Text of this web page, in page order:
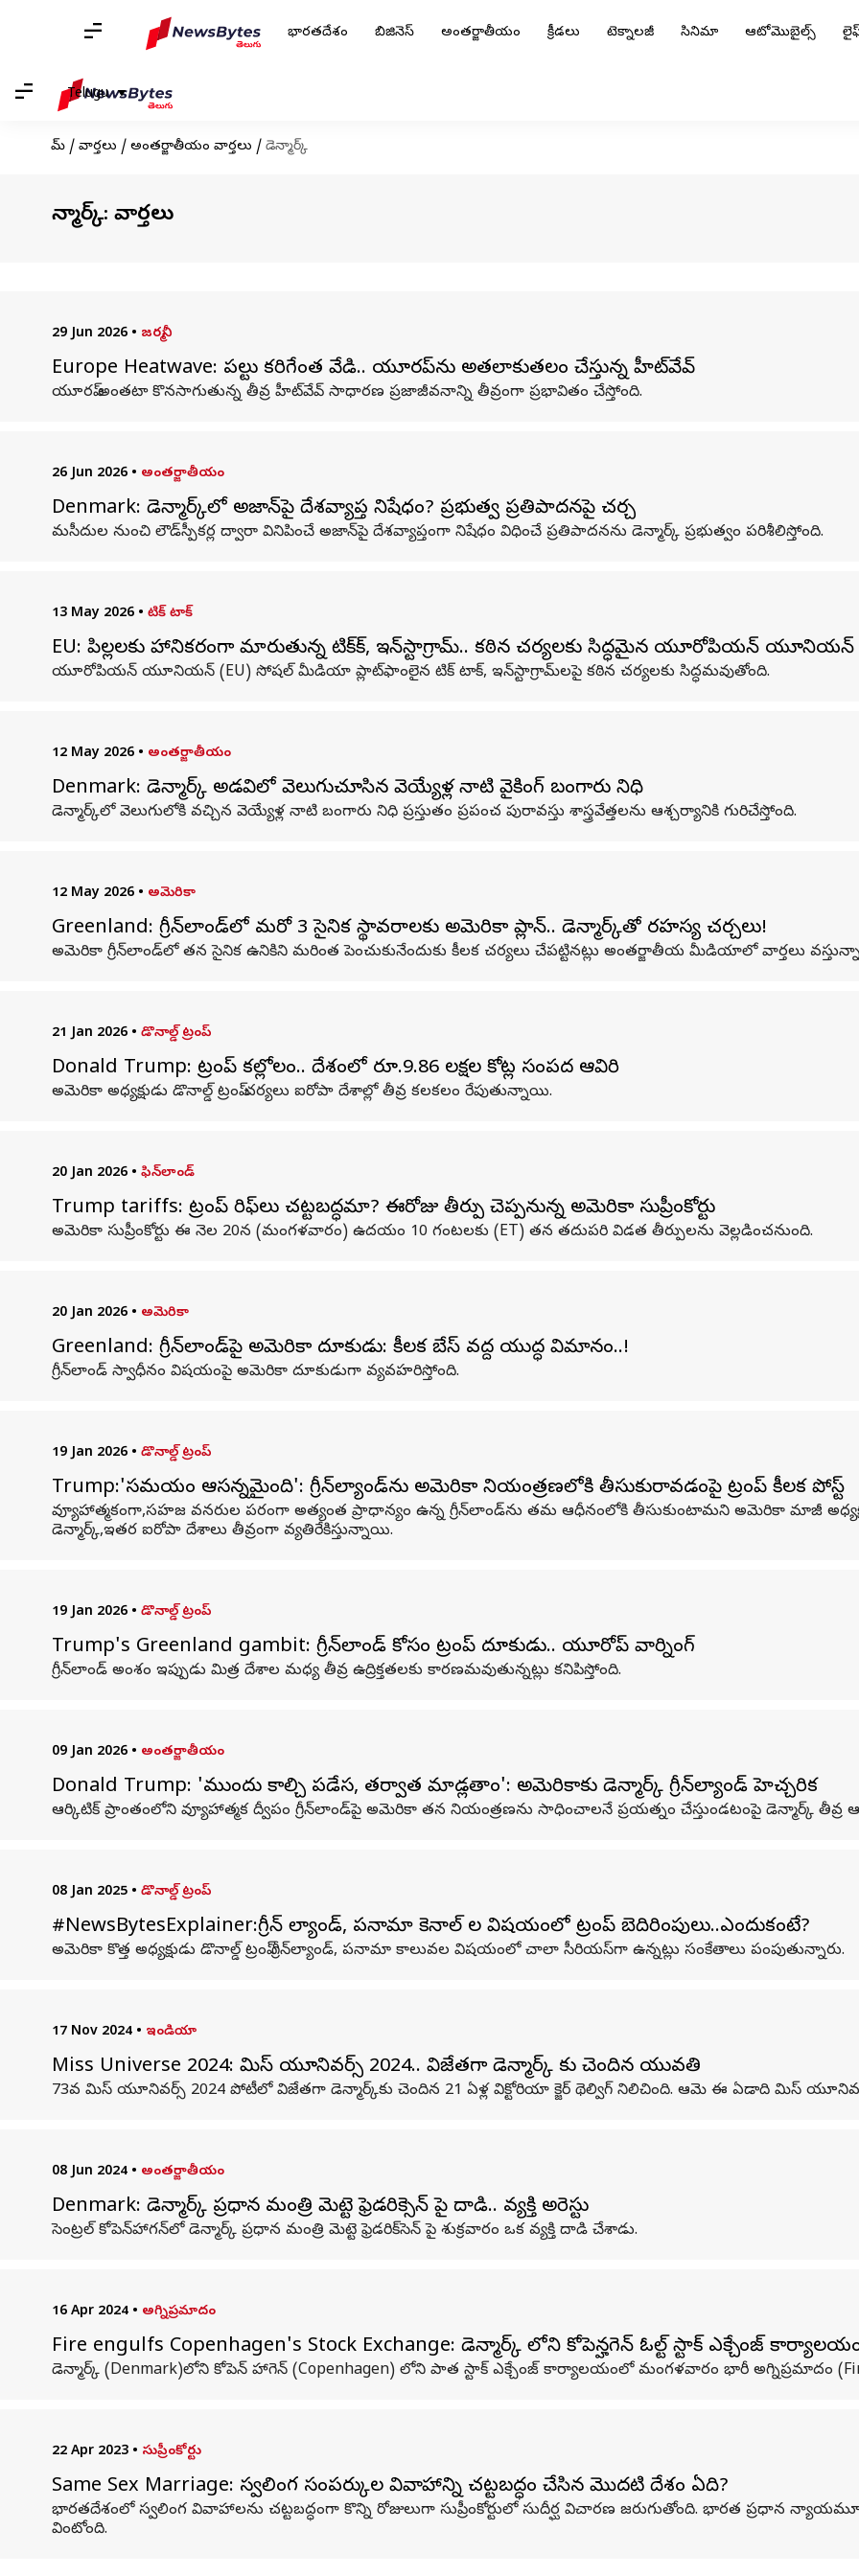
భారతదేశం బిజినెస్ అంతర్జాతీయం క్రీడలు టెక్నాలజీ సినిమా ఆటోమొబైల్స్
Telugu
హోమ్ / వార్తలు / అంతర్జాతీయం వార్తలు / డెన్మార్క్
డెన్మార్క్: వార్తలు
29 Jun 2026 • జర్మనీ
Europe Heatwave: పట్టాలు కరిగేంత వేడి.. యూరప్‌ను అతలాకుతలం చేస్తున్న హీట్‌వేవ్
యూరప్ అంతటా కొనసాగుతున్న తీవ్ర హీట్‌వేవ్ సాధారణ ప్రజాజీవనాన్ని తీవ్రంగా ప్రభావితం చేస్తోంది.
26 Jun 2026 • అంతర్జాతీయం
Denmark: డెన్మార్క్‌లో అజాన్‌పై దేశవ్యాప్త నిషేధం? ప్రభుత్వ ప్రతిపాదనపై చర్చ
మసీదుల నుంచి లౌడ్‌స్పీకర్ల ద్వారా వినిపించే అజాన్‌పై దేశవ్యాప్తంగా నిషేధం విధించే ప్రతిపాదనను డెన్మార్క్ ప్రభుత్వం పరిశీలిస్తోంది.
13 May 2026 • టిక్ టాక్
EU: పిల్లలకు హానికరంగా మారుతున్న టిక్‌టాక్‌, ఇన్‌స్టాగ్రామ్‌.. కఠిన చర్యలకు సిద్ధమైన యూరోపియన్‌ యూనియన్
యూరోపియన్‌ యూనియన్‌ (EU) సోషల్‌ మీడియా ప్లాట్‌ఫాంలైన టిక్‌ టాక్‌, ఇన్‌స్టాగ్రామ్‌లపై కఠిన చర్యలకు సిద్ధమవుతోంది.
12 May 2026 • అంతర్జాతీయం
Denmark: డెన్మార్క్ అడవిలో వెలుగుచూసిన వెయ్యేళ్ల నాటి వైకింగ్ బంగారు నిధి
డెన్మార్క్‌లో వెలుగులోకి వచ్చిన వెయ్యేళ్ల నాటి బంగారు నిధి ప్రస్తుతం ప్రపంచ పురావస్తు శాస్త్రవేత్తలను ఆశ్చర్యానికి గురిచేస్తోంది.
12 May 2026 • అమెరికా
Greenland: గ్రీన్‌లాండ్‌లో మరో 3 సైనిక స్థావరాలకు అమెరికా ప్లాన్.. డెన్మార్క్‌తో రహస్య చర్చలు!
అమెరికా గ్రీన్‌లాండ్‌లో తన సైనిక ఉనికిని మరింత పెంచుకునేందుకు కీలక చర్యలు చేపట్టినట్లు అంతర్జాతీయ మీడియాలో వార్తలు
21 Jan 2026 • డొనాల్డ్ ట్రంప్
Donald Trump: ట్రంప్‌ కల్లోలం.. దేశంలో రూ.9.86 లక్షల కోట్ల సంపద ఆవిరి
అమెరికా అధ్యక్షుడు డొనాల్డ్‌ ట్రంప్‌ చర్యలు ఐరోపా దేశాల్లో తీవ్ర కలకలం రేపుతున్నాయి.
20 Jan 2026 • ఫిన్‌లాండ్‌
Trump tariffs: ట్రంప్‌ టారిఫ్‌లు చట్టబద్ధమా? ఈరోజు తీర్పు చెప్పనున్న అమెరికా సుప్రీంకోర్టు
అమెరికా సుప్రీంకోర్టు ఈ నెల 20న (మంగళవారం) ఉదయం 10 గంటలకు (ET) తన తదుపరి విడత తీర్పులను వెల్లడించనుంది.
20 Jan 2026 • అమెరికా
Greenland: గ్రీన్‌లాండ్‌పై అమెరికా దూకుడు: కీలక బేస్‌ వద్ద యుద్ధ విమానం..!
గ్రీన్‌లాండ్‌ స్వాధీనం విషయంపై అమెరికా దూకుడుగా వ్యవహరిస్తోంది.
19 Jan 2026 • డొనాల్డ్ ట్రంప్
Trump:'సమయం ఆసన్నమైంది': గ్రీన్‌ల్యాండ్‌ను అమెరికా నియంత్రణలోకి తీసుకురావడంపై ట్రంప్‌ కీలక పోస్ట్
వ్యూహాత్మకంగా,సహజ వనరుల పరంగా అత్యంత ప్రాధాన్యం ఉన్న గ్రీన్‌లాండ్‌ను తమ ఆధీనంలోకి తీసుకుంటామని అమెరికా మాజీ
డెన్మార్క్‌,ఇతర ఐరోపా దేశాలు తీవ్రంగా వ్యతిరేకిస్తున్నాయి.
19 Jan 2026 • డొనాల్డ్ ట్రంప్
Trump's Greenland gambit: గ్రీన్‌లాండ్ కోసం ట్రంప్ దూకుడు.. యూరోప్ వార్నింగ్
గ్రీన్‌లాండ్ అంశం ఇప్పుడు మిత్ర దేశాల మధ్య తీవ్ర ఉద్రిక్తతలకు కారణమవుతున్నట్లు కనిపిస్తోంది.
09 Jan 2026 • అంతర్జాతీయం
Donald Trump: 'ముందు కాల్చి పడేస, తర్వాత మాట్లాడతాం': అమెరికాకు డెన్మార్క్ గ్రీన్‌ల్యాండ్ హెచ్చరిక
ఆర్కిటిక్ ప్రాంతంలోని వ్యూహాత్మక ద్వీపం గ్రీన్‌లాండ్‌పై అమెరికా తన నియంత్రణను సాధించాలనే ప్రయత్నం చేస్తుండటంపై డెన్మార్క్ తీవ్ర
08 Jan 2025 • డొనాల్డ్ ట్రంప్
#NewsBytesExplainer:గ్రీన్ ల్యాండ్, పనామా కెనాల్ ల విషయంలో ట్రంప్ బెదిరింపులు..ఎందుకంటే?
అమెరికా కొత్త అధ్యక్షుడు డొనాల్డ్ ట్రంప్ గ్రీన్‌ల్యాండ్, పనామా కాలువల విషయంలో చాలా సీరియస్‌గా ఉన్నట్లు సంకేతాలు పంపుతున్నారు.
17 Nov 2024 • ఇండియా
Miss Universe 2024: మిస్ యూనివర్స్ 2024.. విజేతగా డెన్మార్క్ కు చెందిన యువతి
73వ మిస్ యూనివర్స్ 2024 పోటీలో విజేతగా డెన్మార్క్‌కు చెందిన 21 ఏళ్ల విక్టోరియా క్జెర్ థెల్విగ్ నిలిచింది. ఆమె ఈ ఏడాది మిస్
08 Jun 2024 • అంతర్జాతీయం
Denmark: డెన్మార్క్ ప్రధాన మంత్రి మెట్టె ఫ్రెడరిక్సెన్ పై దాడి.. వ్యక్తి అరెస్టు
సెంట్రల్ కోపెన్‌హాగన్‌లో డెన్మార్క్ ప్రధాన మంత్రి మెట్టె ఫ్రెడరిక్‌సెన్ పై శుక్రవారం ఒక వ్యక్తి దాడి చేశాడు.
16 Apr 2024 • అగ్నిప్రమాదం
Fire engulfs Copenhagen's Stock Exchange: డెన్మార్క్ లోని కోపెన్హగెన్ ఓల్ట్ స్టాక్ ఎక్చేంజ్
డెన్మార్క్ (Denmark)లోని కోపెన్ హాగెన్ (Copenhagen) లోని పాత స్టాక్ ఎక్చేంజ్ కార్యాలయంలో మంగళవారం భారీ అగ్నిప్రమాదం
22 Apr 2023 • సుప్రీంకోర్టు
Same Sex Marriage: స్వలింగ సంపర్కుల వివాహాన్ని చట్టబద్ధం చేసిన మొదటి దేశం ఏది?
భారతదేశంలో స్వలింగ వివాహాలను చట్టబద్ధంగా కొన్ని రోజులుగా సుప్రీంకోర్టులో సుదీర్ఘ విచారణ జరుగుతోంది. భారత ప్రధాన
వింటోంది.